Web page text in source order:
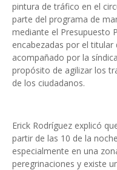
pintura de tráfico en el
parte del programa de
mediante el Presupuesto
encabezadas por el titular
acompañado por la
propósito de agilizar los
de los ciudadanos.
Erick Rodríguez explicó
partir de las 10 de la
especialmente en una
peregrinaciones y existe